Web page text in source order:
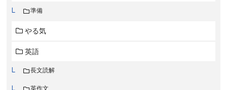
準備
やる気
英語
長文読解